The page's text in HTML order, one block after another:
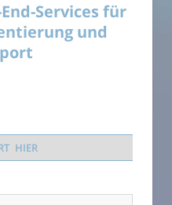
Services für
und
HIER